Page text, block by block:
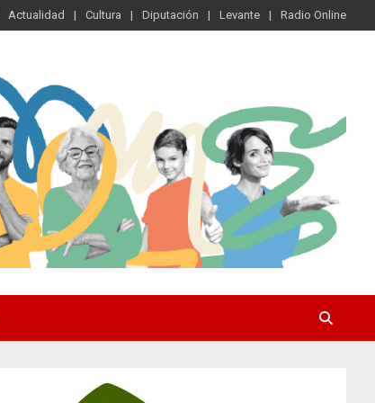
Actualidad Cultura Diputación Levante Radio Online